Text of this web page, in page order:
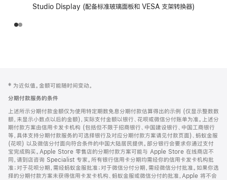
Studio Display (配备标准玻璃面板和 VESA 支架转换器)
页
页
脚
注
‡ 为近似值。金额可能随时间变动。
分期付款服务的条件
上述所示分期付款金额仅为使用特定期数免息分期付款估算得出的示例 (仅显示整数数
额，未显示小数点以后的金额)，实际支付金额以银行、花呗或微信分付账单为准。上述分
期付款方案由信用卡发卡机构 (包括但不限于招商银行、中国建设银行、中国工商银行
等，具体支持分期付款服务的可选择银行及对应分期付款方案请见付款页面)、蚂蚁金服
(花呗) 以及微信分付面向符合条件的中国大陆居民提供。部分银行会要求你通过支付
宝完成购买。Apple Store 零售店的分期付款方案可能与 Apple Store 在线商店不
同，请到店咨询 Specialist 专家。所有银行信用卡分期均需经你的信用卡发卡机构批
准；对于花呗分期，需经蚂蚁金服批准；对于微信分付分期，需经微信分付批准。如果你选
择的分期付款方案未获得信用卡发卡机构、蚂蚁金服或微信分付的批准，Apple 将不会